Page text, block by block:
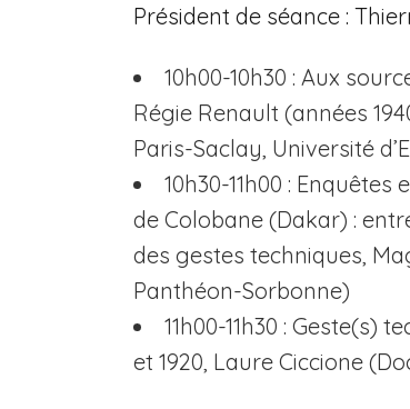
Président de séance :
10h00-10h30 : Aux
Régie Renault (années
Paris-Saclay, Université
10h30-11h00 :
de Colobane (Dakar) :
des gestes techniques,
Panthéon-Sorbonne)
11h00-11h30 : Geste(s)
et 1920, Laure Ciccione